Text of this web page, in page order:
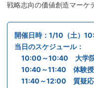
戦略志向の価値創造マーケ
開催日時：1/10（土）
当日のスケジュール：
10:00～10:40 大学院
10:40～11:40 体験授
11:40～12:00 質疑応